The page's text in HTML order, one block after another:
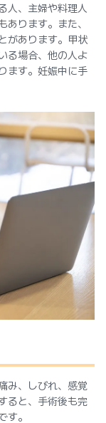
人、主婦や料理人
ります。また、
があります。甲状
る場合、他の人よ
ます。妊娠中に手
み、しびれ、感覚
ると、手術後も完
す。